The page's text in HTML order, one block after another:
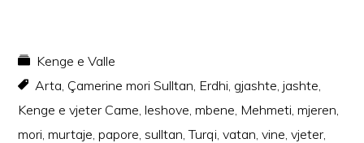
Kenge e Valle
Arta, Çamerine mori Sulltan, Erdhi, gjashte,jashte,
Kenge e vjeter Came,leshove,mbene, Mehmeti,mjeren,
mori,murtaje,papore,sulltan,Turqi,vatan,vine,vjeter,